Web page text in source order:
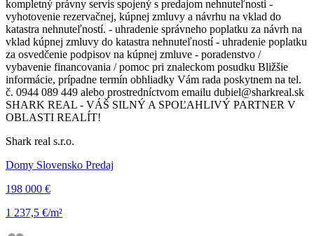
kompletný právny servis spojený s predajom nehnuteľnosti -
vyhotovenie rezervačnej, kúpnej zmluvy a návrhu na vklad do
katastra nehnuteľností. - uhradenie správneho poplatku za návrh na
vklad kúpnej zmluvy do katastra nehnuteľností - uhradenie poplatku
za osvedčenie podpisov na kúpnej zmluve - poradenstvo /
vybavenie financovania / pomoc pri znaleckom posudku Bližšie
informácie, prípadne termín obhliadky Vám rada poskytnem na tel.
č. 0944 089 449 alebo prostredníctvom emailu dubiel@sharkreal.sk
SHARK REAL - VÁŠ SILNÝ A SPOĽAHLIVÝ PARTNER V
OBLASTI REALÍT!
Shark real s.r.o.
Domy Slovensko Predaj
198 000 €
1 237,5 €/m²